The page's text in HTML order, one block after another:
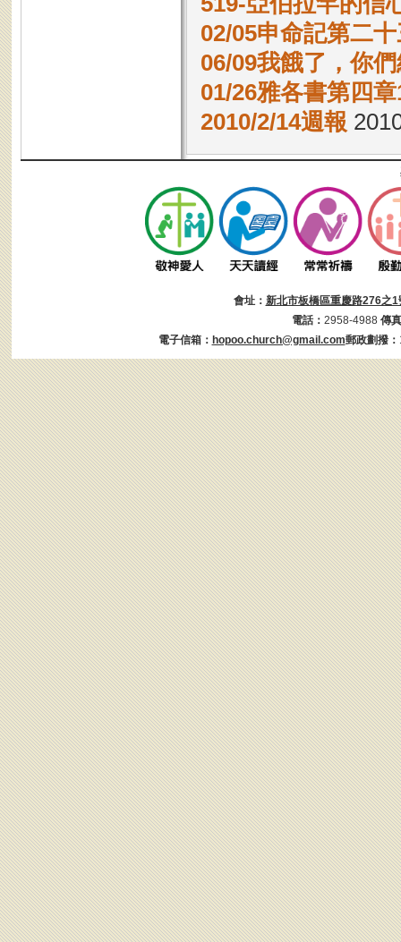
02/05申命記第二
06/09我餓了，你
01/26雅各書第四
2010/2/14週報
會址： 新北市板橋區重慶路276之1
電話： 2958-4988 傳
電子信箱： hopoo.church@gmail.com郵政劃撥：